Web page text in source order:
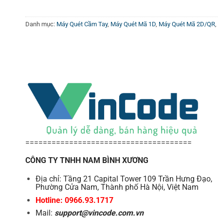
Trong ngành kho vận, Syble XB-
liệu được ghi nhận chính xác, giảm thiểu sai sót và
Trong y tế
Syble XB-D40 được sử dụng để quản
và dễ dàng truy xuất khi cần. Trong các bệnh viện
Trong sản xuất: Máy quét mã vạch Syble XB-D40
tin chính xác về từng giai đoạn sản xuất, từ đó
một cách hiệu quả, giảm thiểu lãng phí và thất thoát.
Tính năng kỹ thuật
Syble XB-D40 không chỉ nổi bật với các ưu điểm và
này bao gồm:
Danh mục: Máy Quét Cầm Tay, Máy Quét Mã 1D Máy Quét Mã 2D/QR
======================================
CÔNG TY TNHH NAM BÌNH XƯƠNG
Địa chỉ: Tầng 21 Capital Tower 109 Trần Hưng Đạo,
Phường Cửa Nam, Thành phố Hà Nội, Việt Nam
Hotline: 0966.93.1717
Mail: support@vincode.com.vn